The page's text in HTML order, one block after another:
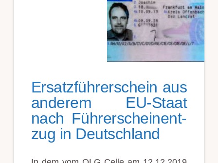
Ersatz­führ­er­schein aus
an­der­em EU-Staat
nach Führ­er­schein­ent­
zug in Deutsch­land